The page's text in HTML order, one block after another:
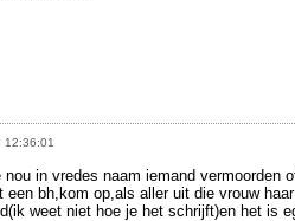
12:36:01
nou in vredes naam iemand vermoorden
een bh,kom op,als aller uit die vrouw
weet niet hoe je het schrijft)en het is